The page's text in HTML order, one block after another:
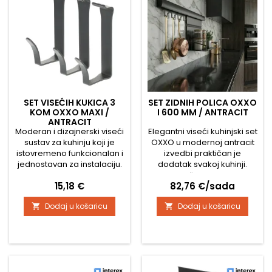
prostora za...
SET VISEĆIH KUKICA 3
KOM OXXO MAXI /
ANTRACIT
Moderan i dizajnerski viseći
sustav za kuhinju koji je
istovremeno funkcionalan i
jednostavan za instalaciju.
aluminijskog profila,
nosača za zid i
pojedinačne opreme. Set
sadrži 3 komada kukica za
ili krpa, jedna kukica ima
Cijena
15,18 €
 Dodaj u košaricu
SET ZIDNIH POLICA OXXO
I 600 MM / ANTRACIT
Elegantni viseći kuhinjski set
OXXO u modernoj antracit
izvedbi praktičan je
dodatak svakoj kuhinji.
Minimalistički dizajn idealno
se uklapa u moderne i
industrijske interijere te
pomaže učinkovito
organizirati kuhinjski
šipki, polici i letvici s
Cijena
82,76 €/sada
 Dodaj u košaricu